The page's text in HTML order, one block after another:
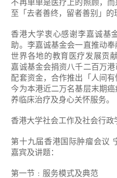
不再单单是医疗上的照顾，
至「去者善终，留者善别」的
香港大学衷心感谢李嘉诚基
助。李嘉诚基金会一直推动
世界各地的教育医疗发展贡
嘉诚基金会捐资八千二百万
配套资金，合作推出「人间
今为本港近二万名基层末期
养临床治疗及身心关怀服务。
香港大学社会工作及社会行政
第十九届香港国际肿瘤会议
嘉宾及讲题：
第一节﹕服务模式及典范